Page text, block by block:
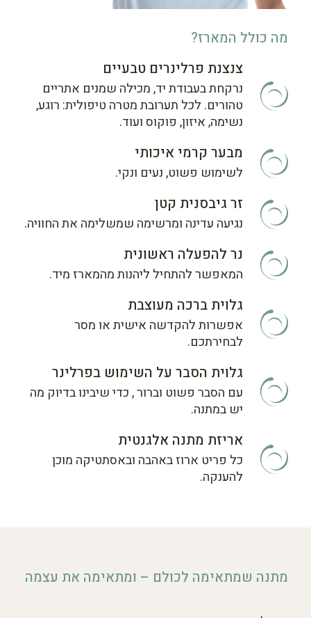
מה כולל המארז?
צנצנת פרלינרים טבעיים
נרקחת בעבודת יד, מכילה שמנים אתריים
טהורים. לכל תערובת מטרה טיפולית: רוגע,
נשימה, איזון, פוקוס ועוד.
מבער קרמי איכותי
לשימוש פשוט, נעים ונקי.
זר גיבסנית קטן
נגיעה עדינה ומרשימה שמשלימה את החוויה.
נר להפעלה ראשונית
המאפשר להתחיל ליהנות מהמארז מיד.
גלוית ברכה מעוצבת
אפשרות להקדשה אישית או מסר
לבחירתכם.
גלוית הסבר על השימוש בפרלינר
עם הסבר פשוט וברור , כדי שיבינו בדיוק מה
יש במתנה.
אריזת מתנה אלגנטית
כל פריט ארוז באהבה ובאסתטיקה מוכן
להענקה.
מתנה שמתאימה לכולם – ומתאימה את עצמה